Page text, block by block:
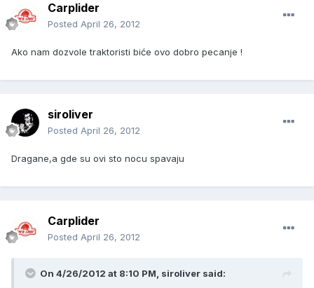
Carplider
Posted April 26, 2012
Ako nam dozvole traktoristi biće ovo dobro pecanje !
siroliver
Posted April 26, 2012
Dragane,a gde su ovi sto nocu spavaju
Carplider
Posted April 26, 2012
On 4/26/2012 at 8:10 PM, siroliver said: